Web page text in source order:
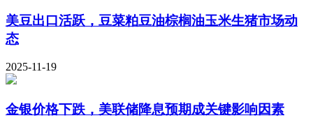
美豆出口活跃，豆菜粕豆油棕榈油玉米生猪市场动
态
2025-11-19
金银价格下跌，美联储降息预期成关键影响因素